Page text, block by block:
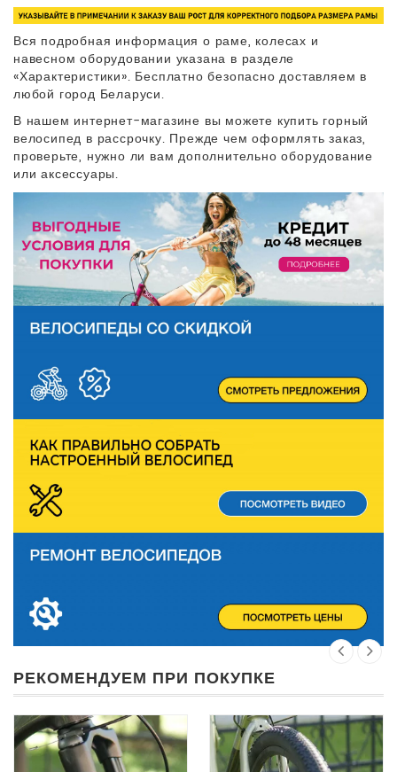
Вся подробная информация о раме, колесах и
навесном оборудовании указана в разделе
«Характеристики». Бесплатно безопасно доставляем в
любой город Беларуси.
В нашем интернет-магазине вы можете купить горный
велосипед в рассрочку. Прежде чем оформлять заказ,
проверьте, нужно ли вам дополнительно оборудование
или аксессуары.
РЕКОМЕНДУЕМ ПРИ ПОКУПКЕ